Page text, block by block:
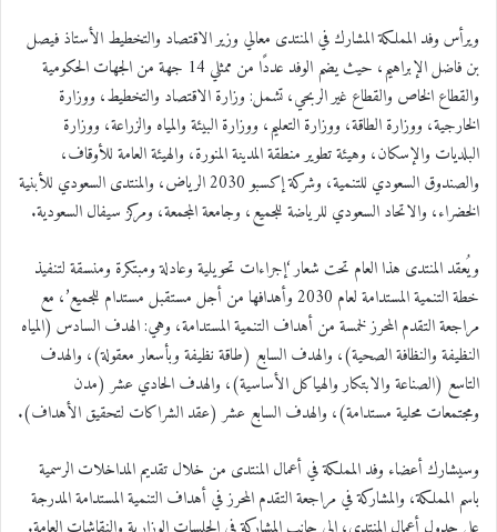
ويرأس وفد المملكة المشارك في المنتدى معالي وزير الاقتصاد والتخطيط الأستاذ فيصل
بن فاضل الإبراهيم، حيث يضم الوفد عددًا من ممثلي 14 جهة من الجهات الحكومية
والقطاع الخاص والقطاع غير الربحي، تشمل: وزارة الاقتصاد والتخطيط، ووزارة
الخارجية، ووزارة الطاقة، ووزارة التعليم، ووزارة البيئة والمياه والزراعة، ووزارة
البلديات والإسكان، وهيئة تطوير منطقة المدينة المنورة، والهيئة العامة للأوقاف،
والصندوق السعودي للتنمية، وشركة إكسبو 2030 الرياض، والمنتدى السعودي للأبنية
الخضراء، والاتحاد السعودي للرياضة للجميع، وجامعة المجمعة، ومركز سيفال السعودية.
ويُعقد المنتدى هذا العام تحت شعار ‘إجراءات تحويلية وعادلة ومبتكرة ومنسقة لتنفيذ
خطة التنمية المستدامة لعام 2030 وأهدافها من أجل مستقبل مستدام للجميع’، مع
مراجعة التقدم المحرز لخمسة من أهداف التنمية المستدامة، وهي: الهدف السادس (المياه
النظيفة والنظافة الصحية)، والهدف السابع (طاقة نظيفة وبأسعار معقولة)، والهدف
التاسع (الصناعة والابتكار والهياكل الأساسية)، والهدف الحادي عشر (مدن
ومجتمعات محلية مستدامة)، والهدف السابع عشر (عقد الشراكات لتحقيق الأهداف).
وسيشارك أعضاء وفد المملكة في أعمال المنتدى من خلال تقديم المداخلات الرسمية
باسم المملكة، والمشاركة في مراجعة التقدم المحرز في أهداف التنمية المستدامة المدرجة